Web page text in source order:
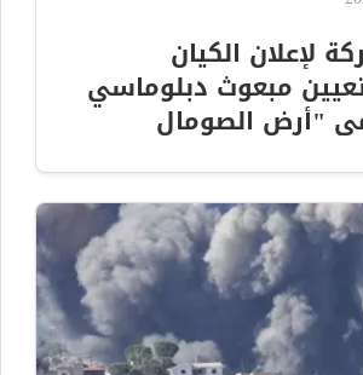
لإعلان الكيان
مبعوث دبلوماسي
"أرض الصومال